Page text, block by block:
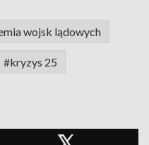
wojsk lądowych
#kryzys 25